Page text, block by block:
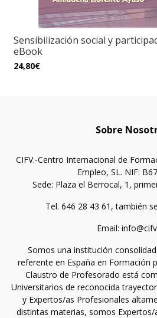
Sensibilización social y
eBook
24,80€
Sobre
CIFV.-Centro Internacional de
Empleo, SL. NIF:
Sede: Plaza el Berrocal, 1,
Tel. 646 28 43 61, también
Email:
Somos una institución
referente en España en Formación
Claustro de Profesorado está
Universitarios de reconocida
y Expertos/as Profesionales
distintas materias, somos